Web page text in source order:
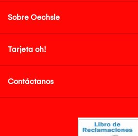
Sobre Oechsle
Tarjeta oh!
Contáctanos